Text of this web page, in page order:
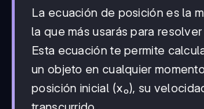
La ecuación de posición es la
la que más usarás para
Esta ecuación te permite
un objeto en cualquier
posición inicial (x₀), su